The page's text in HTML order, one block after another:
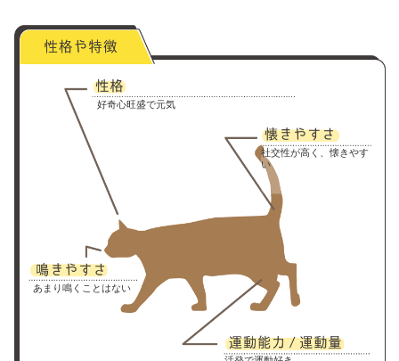
好奇心旺盛で元気
社交性が高く、懐きやす
い
あまり鳴くことはない